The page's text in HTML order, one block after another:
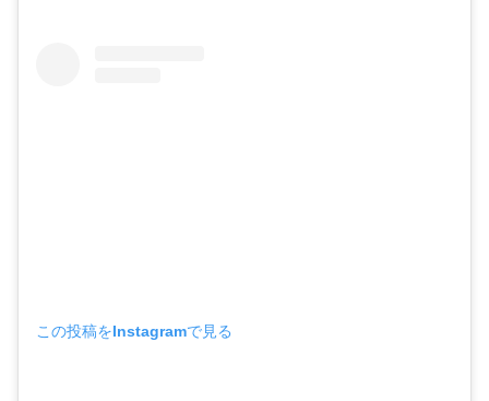
この投稿をInstagramで見る